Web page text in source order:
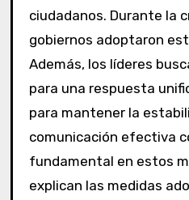
ciudadanos. Durante la
gobiernos adoptaron
Además, los líderes
para una respuesta
para mantener la
comunicación efectiva
fundamental en estos
explican las medidas